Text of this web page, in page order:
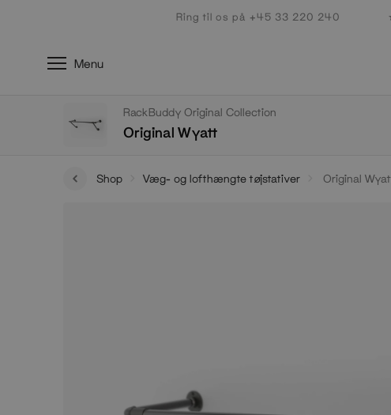
Ring til os på +45 33 220 240
Menu
RackBuddy Original Collection
Original Wyatt
Shop Væg- og lofthængte tøjstativer Original